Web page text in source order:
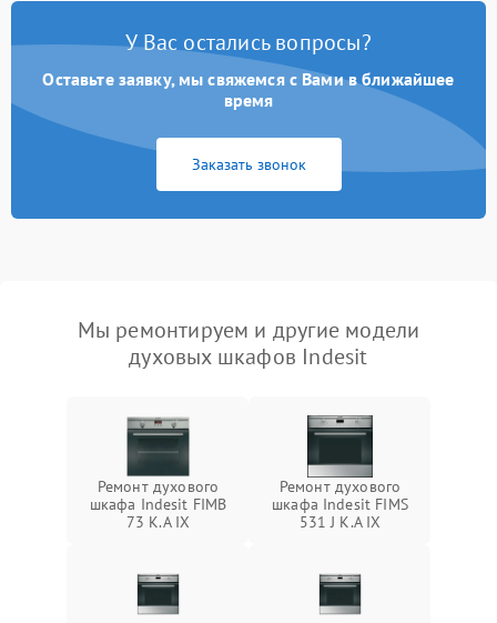
У Вас остались вопросы?
Оставьте заявку, мы свяжемся с Вами в ближайшее
время
Заказать звонок
Мы ремонтируем и другие модели
духовых шкафов Indesit
Ремонт духового
шкафа Indesit FIMB
73 K.A IX
Ремонт духового
шкафа Indesit FIMS
531 J K.A IX